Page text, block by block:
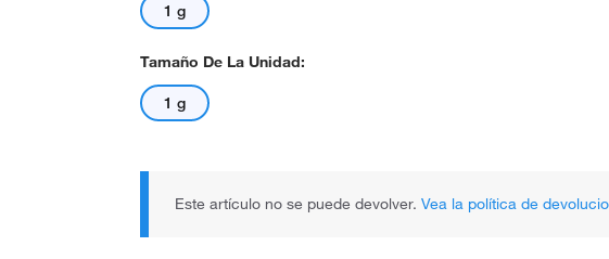
1 g
Tamaño De La Unidad:
1 g
Este artículo no se puede devolver. Vea la política de